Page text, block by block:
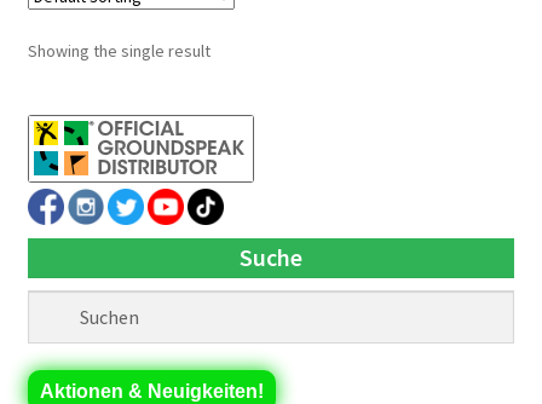
Showing the single result
Suche
Aktionen & Neuigkeiten!